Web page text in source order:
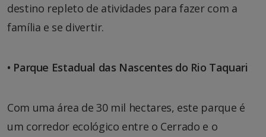
destino repleto de atividades para fazer com a
família e se divertir.
• Parque Estadual das Nascentes do Rio Taquari
Com uma área de 30 mil hectares, este parque é
um corredor ecológico entre o Cerrado e o